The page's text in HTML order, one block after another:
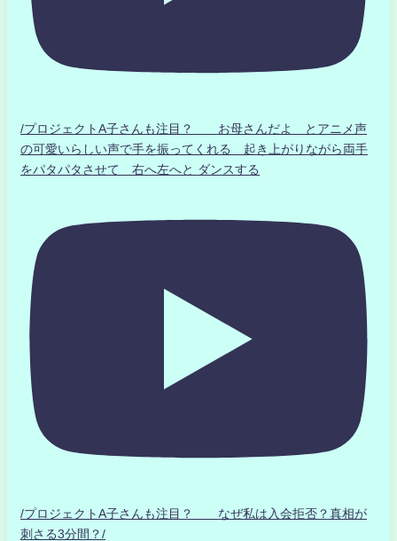
/プロジェクトA子さんも注目？ お母さんだよ とアニメ声
の可愛いらしい声で手を振ってくれる 起き上がりながら両手
をパタパタさせて 右へ左へと ダンスする
/プロジェクトA子さんも注目？ なぜ私は入会拒否？真相が
刺さる3分間？/